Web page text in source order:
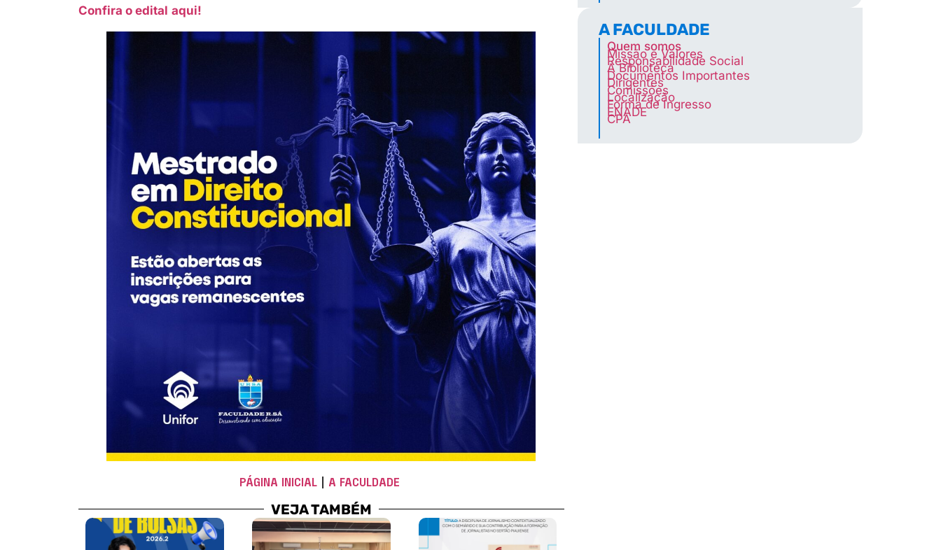
Confira o edital aqui!
PÁGINA INICIAL| A FACULDADE
VEJA TAMBÉM
A FACULDADE
Quem somos
Missão e Valores
Responsabilidade Social
A Biblioteca
Documentos Importantes
Dirigentes
Comissões
Localização
Forma de Ingresso
ENADE
CPA